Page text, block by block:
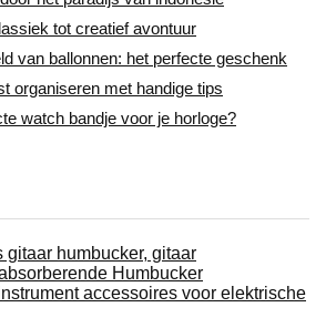
tot creatief avontuur
van ballonnen: het perfecte geschenk
organiseren met handige tips
watch bandje voor je horloge?
gitaar humbucker, gitaar
Humbucker
accessoires voor elektrische